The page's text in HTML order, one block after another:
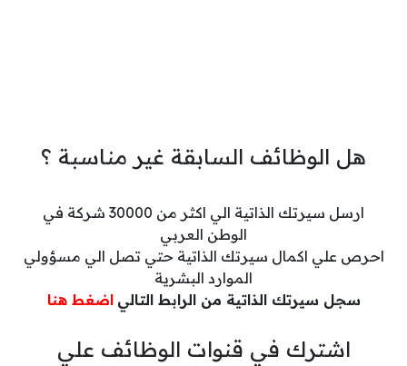
هل الوظائف السابقة غير مناسبة ؟
ارسل سيرتك الذاتية الي اكثر من 30000 شركة في
الوطن العربي
احرص علي اكمال سيرتك الذاتية حتي تصل الي مسؤولي
الموارد البشرية
سجل سيرتك الذاتية من الرابط التالي اضغط هنا
اشترك في قنوات الوظائف علي